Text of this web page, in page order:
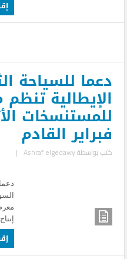
دعما للسياحة
الإيطالية
للمستنسخات
فبراير القادم
كتب بواسطةAshraf elgedawy
|